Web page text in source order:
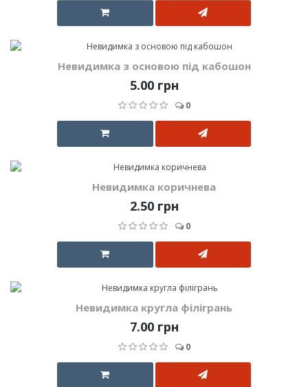
Невидимка з основою під кабошон
5.00 грн
0
Невидимка коричнева
2.50 грн
0
Невидимка кругла філігрань
7.00 грн
0